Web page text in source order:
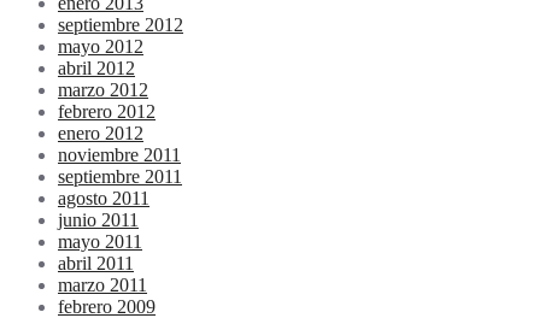
septiembre 2012
mayo 2012
abril 2012
marzo 2012
febrero 2012
enero 2012
noviembre 2011
septiembre 2011
agosto 2011
junio 2011
mayo 2011
abril 2011
marzo 2011
febrero 2009